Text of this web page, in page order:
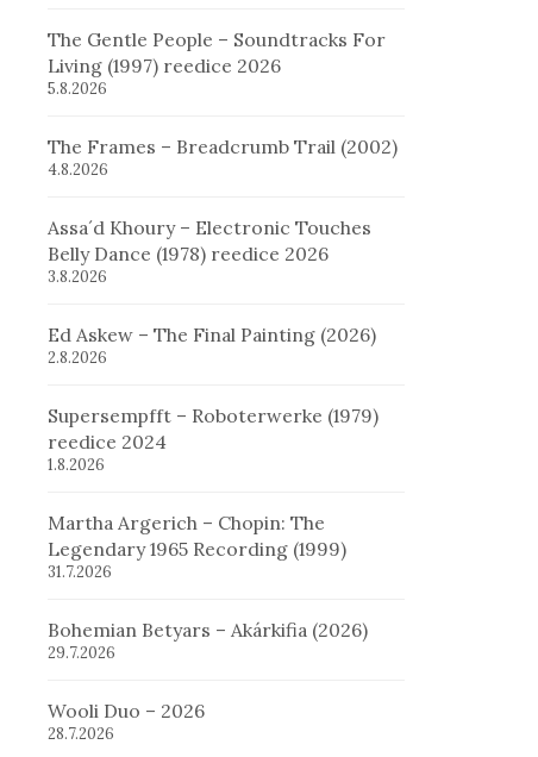
The Gentle People – Soundtracks For
Living (1997) reedice 2026
5.8.2026
The Frames – Breadcrumb Trail (2002)
4.8.2026
Assa´d Khoury – Electronic Touches
Belly Dance (1978) reedice 2026
3.8.2026
Ed Askew – The Final Painting (2026)
2.8.2026
Supersempfft – Roboterwerke (1979)
reedice 2024
1.8.2026
Martha Argerich – Chopin: The
Legendary 1965 Recording (1999)
31.7.2026
Bohemian Betyars – Akárkifia (2026)
29.7.2026
Wooli Duo – 2026
28.7.2026